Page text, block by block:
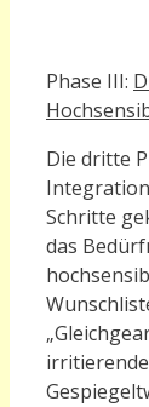
Phase III:
Die dritte
Schritte
das